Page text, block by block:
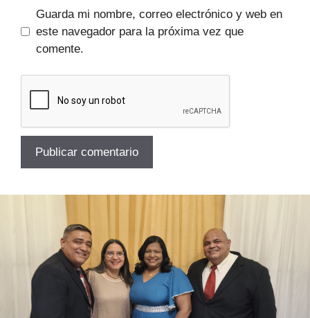
Guarda mi nombre, correo electrónico y web en
este navegador para la próxima vez que
comente.